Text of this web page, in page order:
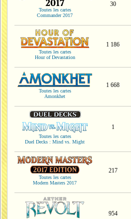
Toutes les cartes
Commander 2017
30
Toutes les cartes
Hour of Devastation
1 186
Toutes les cartes
Amonkhet
1 668
Toutes les cartes
Duel Decks : Mind vs. Might
1
Toutes les cartes
Modern Masters 2017
217
954